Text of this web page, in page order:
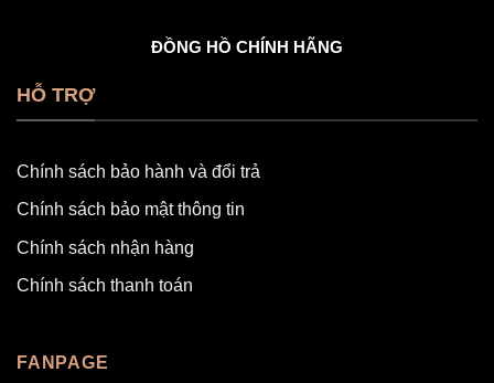
ĐỒNG HỒ CHÍNH HÃNG
HỖ TRỢ
Chính sách bảo hành và đổi trả
Chính sách bảo mật thông tin
Chính sách nhận hàng
Chính sách thanh toán
FANPAGE